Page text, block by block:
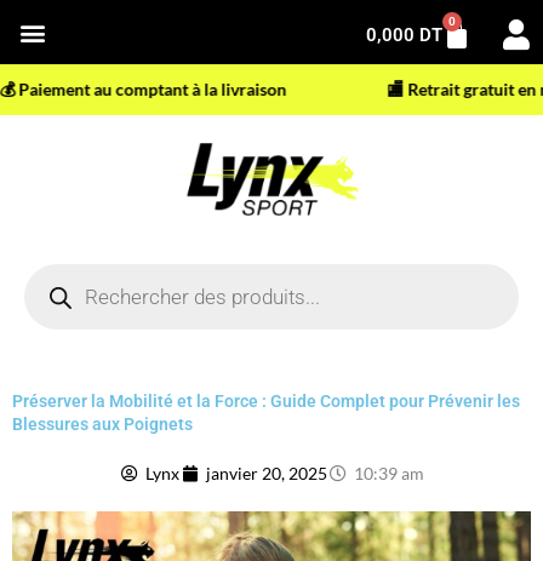
contenu
0,000 DT
0
Panier
au comptant à la livraison 🏬 Retrait gratuit en
produits
Préserver la Mobilité et la Force : Guide Complet pour Prévenir les
Blessures aux Poignets
Lynx janvier 20, 2025 10:39 am